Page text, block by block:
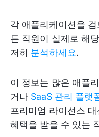
각 애플리케이션을
든 직원이 실제로 해
저히 분석하세요.
이 정보는 많은 애플
거나 SaaS 관리 플랫
프리미엄 라이선스
혜택을 받을 수 있는